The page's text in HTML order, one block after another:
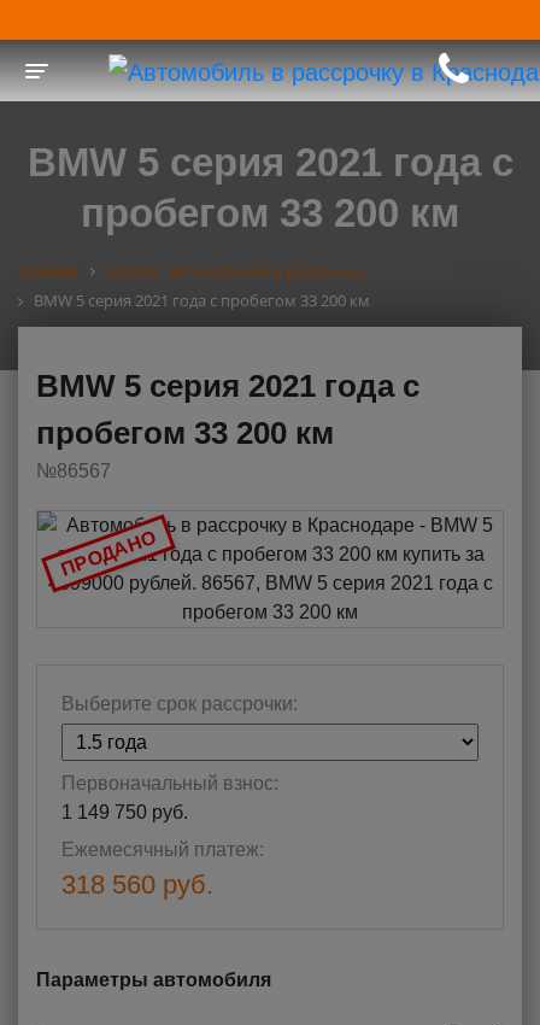
Toggle navigation
BMW 5 серия 2021 года с
пробегом 33 200 км
Главная
Каталог автомобилей в рассрочку
BMW 5 серия 2021 года с пробегом 33 200 км
BMW 5 серия 2021 года с
пробегом 33 200 км
№86567
Выберите срок рассрочки:
Первоначальный взнос:
1 149 750 руб.
Ежемесячный платеж:
318 560 руб.
Параметры автомобиля
ПРОДАНО